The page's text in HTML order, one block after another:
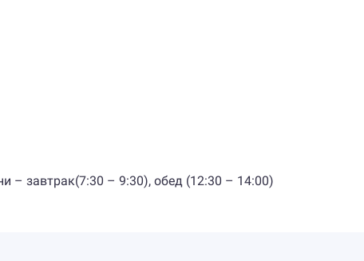
– завтрак(7:30 – 9:30), обед (12:30 – 14:00)